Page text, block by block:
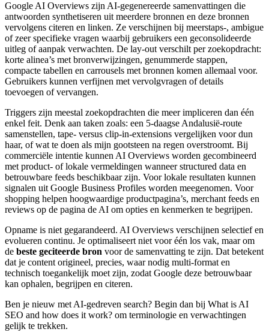
Google AI Overviews zijn AI-gegenereerde samenvattingen die
antwoorden synthetiseren uit meerdere bronnen en deze bronnen
vervolgens citeren en linken. Ze verschijnen bij meerstaps-, ambigue
of zeer specifieke vragen waarbij gebruikers een geconsolideerde
uitleg of aanpak verwachten. De lay-out verschilt per zoekopdracht:
korte alinea’s met bronverwijzingen, genummerde stappen,
compacte tabellen en carrousels met bronnen komen allemaal voor.
Gebruikers kunnen verfijnen met vervolgvragen of details
toevoegen of vervangen.
Triggers zijn meestal zoekopdrachten die meer impliceren dan één
enkel feit. Denk aan taken zoals: een 5-daagse Andalusië-route
samenstellen, tape- versus clip-in-extensions vergelijken voor dun
haar, of wat te doen als mijn gootsteen na regen overstroomt. Bij
commerciële intentie kunnen AI Overviews worden gecombineerd
met product- of lokale vermeldingen wanneer structured data en
betrouwbare feeds beschikbaar zijn. Voor lokale resultaten kunnen
signalen uit Google Business Profiles worden meegenomen. Voor
shopping helpen hoogwaardige productpagina’s, merchant feeds en
reviews op de pagina de AI om opties en kenmerken te begrijpen.
Opname is niet gegarandeerd. AI Overviews verschijnen selectief en
evolueren continu. Je optimaliseert niet voor één los vak, maar om
de beste geciteerde bron voor de samenvatting te zijn. Dat betekent
dat je content origineel, precies, waar nodig multi-format en
technisch toegankelijk moet zijn, zodat Google deze betrouwbaar
kan ophalen, begrijpen en citeren.
Ben je nieuw met AI-gedreven search? Begin dan bij What is AI
SEO and how does it work? om terminologie en verwachtingen
gelijk te trekken.